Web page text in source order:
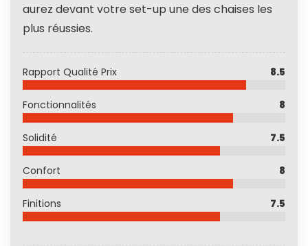
aurez devant votre set-up une des chaises les
plus réussies.
Rapport Qualité Prix 8.5
Fonctionnalités 8
Solidité 7.5
Confort 8
Finitions 7.5